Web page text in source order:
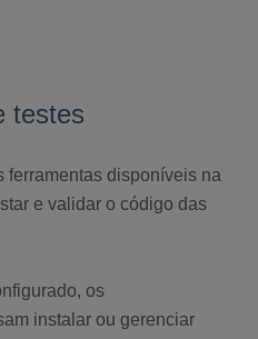
testes
ferramentas disponíveis na
e validar o código das
os
instalar ou gerenciar